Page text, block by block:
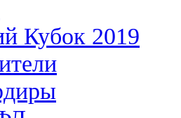
Кубок 2019